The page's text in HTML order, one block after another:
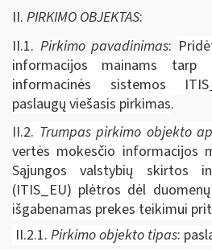
II. PIRKIMO OBJEKTAS:
II.1. Pirkimo pavadinimas:
informacijos mainams tarp
informacinės sistemos
paslaugų viešasis pirkimas.
II.2. Trumpas pirkimo objekto
vertės mokesčio informacijos
Sąjungos valstybių skirtos
(ITIS_EU) plėtros dėl
išgabenamas prekes teikimui
II.2.1. Pirkimo objekto tipas: